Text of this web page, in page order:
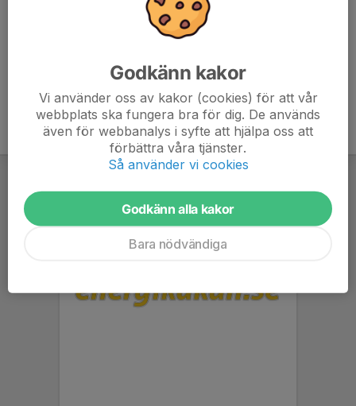
Godkänn kakor
Vi använder oss av kakor (cookies) för att vår
webbplats ska fungera bra för dig. De används
även för webbanalys i syfte att hjälpa oss att
förbättra våra tjänster.
Så använder vi cookies
Godkänn alla kakor
Bara nödvändiga